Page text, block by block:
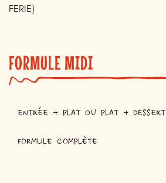
FERIE)
FORMULE MIDI
ENTRÉE + PLAT ou PLAT + DESSERT
FORMULE COMPLÈTE